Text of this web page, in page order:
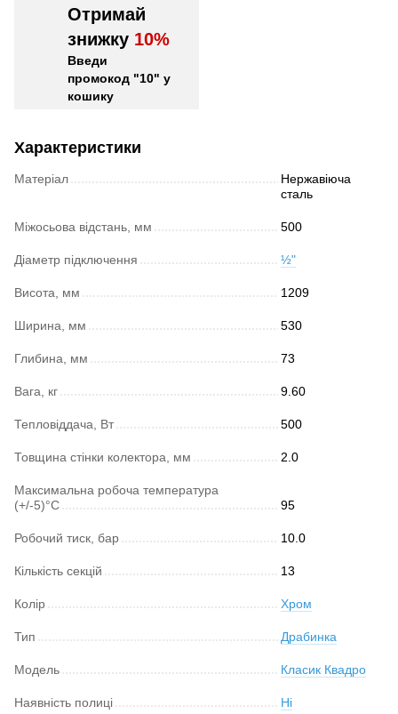
Отримай
знижку 10%
Введи
промокод "10" у
кошику
Характеристики
Матеріал
Нержавіюча
сталь
Міжосьова відстань, мм 500
Діаметр підключення ½"
Висота, мм 1209
Ширина, мм 530
Глибина, мм 73
Вага, кг 9.60
Тепловіддача, Вт 500
Товщина стінки колектора, мм 2.0
Максимальна робоча температура
(+/-5)°C
95
Робочий тиск, бар 10.0
Кількість секцій 13
Колір Хром
Тип Драбинка
Модель Класик Квадро
Наявність полиці Ні